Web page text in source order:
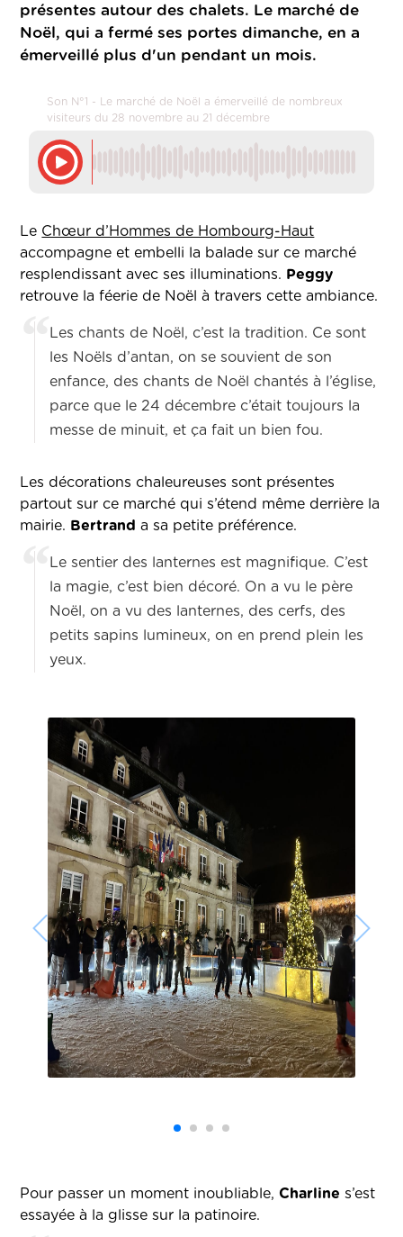
présentes autour des chalets. Le marché de
Noël, qui a fermé ses portes dimanche, en a
émerveillé plus d'un pendant un mois.
Son N°1 - Le marché de Noël a émerveillé de nombreux
visiteurs du 28 novembre au 21 décembre
Le Chœur d’Hommes de Hombourg-Haut
accompagne et embelli la balade sur ce marché
resplendissant avec ses illuminations. Peggy
retrouve la féerie de Noël à travers cette ambiance.
Les chants de Noël, c’est la tradition. Ce sont
les Noëls d’antan, on se souvient de son
enfance, des chants de Noël chantés à l’église,
parce que le 24 décembre c’était toujours la
messe de minuit, et ça fait un bien fou.
Les décorations chaleureuses sont présentes
partout sur ce marché qui s’étend même derrière la
mairie. Bertranda sa petite préférence.
Le sentier des lanternes est magnifique. C’est
la magie, c’est bien décoré. On a vu le père
Noël, on a vu des lanternes, des cerfs, des
petits sapins lumineux, on en prend plein les
yeux.
Pour passer un moment inoubliable, Charlines’est
essayée à la glisse sur la patinoire.